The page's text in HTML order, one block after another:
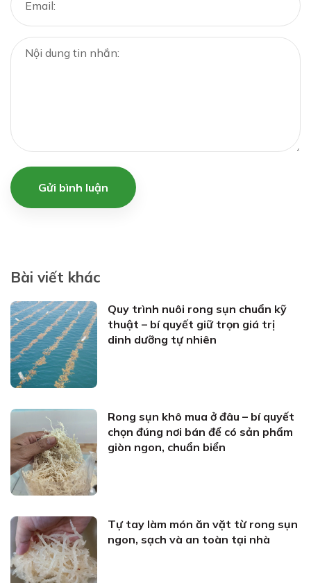
Gửi bình luận
Bài viết khác
Quy trình nuôi rong sụn chuẩn kỹ
thuật – bí quyết giữ trọn giá trị
dinh dưỡng tự nhiên
Rong sụn khô mua ở đâu – bí quyết
chọn đúng nơi bán để có sản phẩm
giòn ngon, chuẩn biển
Tự tay làm món ăn vặt từ rong sụn
ngon, sạch và an toàn tại nhà